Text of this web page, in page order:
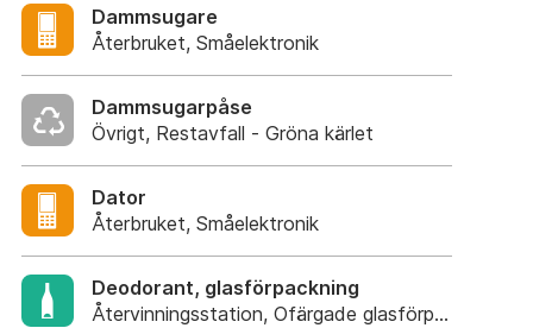
Dammsugare
Återbruket, Småelektronik
Dammsugarpåse
Övrigt, Restavfall - Gröna kärlet
Dator
Återbruket, Småelektronik
Deodorant, glasförpackning
Återvinningsstation, Ofärgade glasförpackning